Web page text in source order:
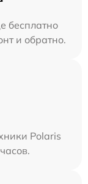
бесплатно
и обратно.
Polaris